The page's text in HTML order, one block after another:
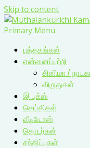
Skip to content
Primary Menu
புத்தகங்கள்
என்னைப்பற்றி
சினிமா /
விருதுகள்
இ புக்ஸ்
செய்திகள்
வீடியோஸ்
தொடர்கள்
சந்திப்புகள்